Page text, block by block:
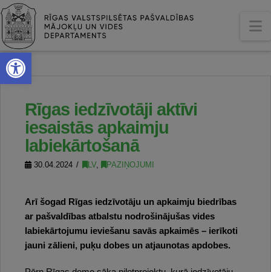
Open toolbar
content
Rīgas iedzīvotāji aktīvi
iesaistās apkaimju
labiekārtošanā
30.04.2024 LV, PAZIŅOJUMI
Arī šogad Rīgas iedzīvotāju un apkaimju biedrības
ar pašvaldības atbalstu nodrošinājušas vides
labiekārtojumu ieviešanu savās apkaimēs – ierīkoti
jauni zālieni, puķu dobes un atjaunotas apdobes.